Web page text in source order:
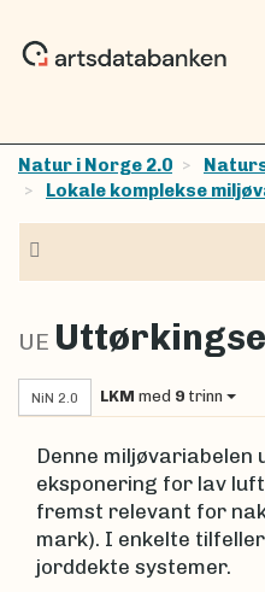
Natur i Norge 2.0
Lokale komplekse
UE
NiN 2.0 LKM med 9 trinn
Denne
eksponering for lav
fremst relevant for
mark). I enkelte
jorddekte systemer.